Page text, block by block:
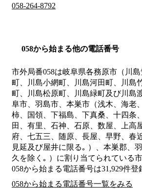
058-264-8792
058から始まる他の電話番号
市外局番058は岐阜県各務原市（川
町、川島小網町、川島河田町、川島
町、川島松原町、川島緑町及び川島
阜市、羽島市、本巣市（浅木、海老
柿、国領、下福島、下真桑、十四条
田、有里、石神、石原、数屋、上高
府、七五三、随原、長屋、早野、春
見延及び屋井に限る｡ ）、本巣郡、
久を除く｡ ） に割り当てられている
058から始まる電話番号は31,929件登
058から始まる電話番号一覧をみる